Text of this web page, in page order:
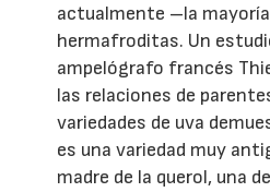
actualmente –la
hermafroditas. Un
ampelógrafo francés
las relaciones de
variedades de uva
es una variedad muy
madre de la querol, una